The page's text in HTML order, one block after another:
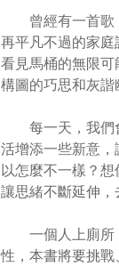
曾經有一首歌，
再平凡不過的家
看見馬桶的無限
構圖的巧思和灰諧
每一天，我們會
活增添一些新意
以怎麼不一樣？
讓思緒不斷延伸，
一個人上廁所
性，本書將要挑